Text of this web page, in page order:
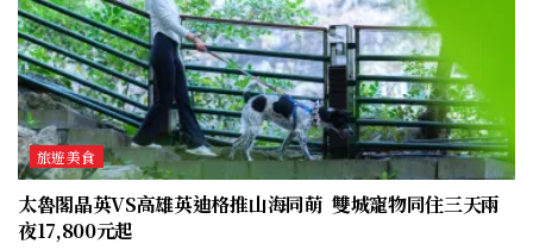
旅遊美食
太魯閣晶英VS高雄英迪格推山海同萌 雙城寵物同住三天兩
夜17,800元起